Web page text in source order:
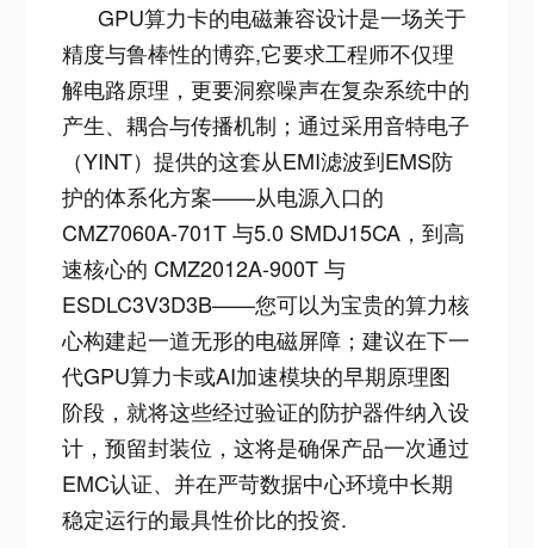
GPU算力卡的电磁兼容设计是一场关于
精度与鲁棒性的博弈,它要求工程师不仅理
解电路原理，更要洞察噪声在复杂系统中的
产生、耦合与传播机制；通过采用音特电子
（YINT）提供的这套从EMI滤波到EMS防
护的体系化方案——从电源入口的
CMZ7060A-701T 与5.0 SMDJ15CA，到高
速核心的 CMZ2012A-900T 与
ESDLC3V3D3B——您可以为宝贵的算力核
心构建起一道无形的电磁屏障；建议在下一
代GPU算力卡或AI加速模块的早期原理图
阶段，就将这些经过验证的防护器件纳入设
计，预留封装位，这将是确保产品一次通过
EMC认证、并在严苛数据中心环境中长期
稳定运行的最具性价比的投资.